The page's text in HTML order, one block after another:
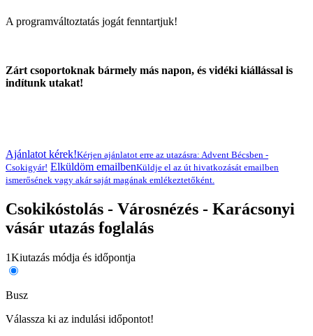
A programváltoztatás jogát fenntartjuk!
Zárt csoportoknak bármely más napon, és vidéki kiállással is
indítunk utakat!
Ajánlatot kérek!Kérjen ajánlatot erre az utazásra: Advent Bécsben -
Csokigyár! Elküldöm emailbenKüldje el az út hivatkozását emailben
ismerősének vagy akár saját magának emlékeztetőként.
Csokikóstolás - Városnézés - Karácsonyi
vásár utazás foglalás
1Kiutazás módja és időpontja
Busz
Válassza ki az indulási időpontot!